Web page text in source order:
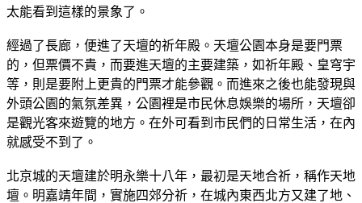
太能看到這樣的景象了。
經過了長廊，便進了天壇的祈年殿。天壇公園本身是要門票
的，但票價不貴，而要進天壇的主要建築，如祈年殿、皇穹宇
等，則是要附上更貴的門票才能參觀。而進來之後也能發現與
外頭公園的氣氛差異，公園裡是市民休息娛樂的場所，天壇卻
是觀光客來遊覽的地方。在外可看到市民們的日常生活，在內
就感受不到了。
北京城的天壇建於明永樂十八年，最初是天地合祈，稱作天地
壇。明嘉靖年間，實施四郊分祈，在城內東西北方又建了地、